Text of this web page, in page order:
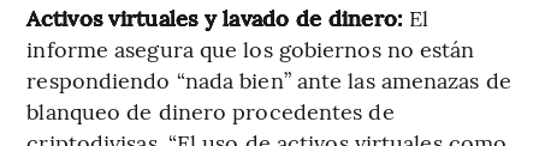
Activos virtuales y lavado de dinero: El
informe asegura que los gobiernos no están
respondiendo “nada bien” ante las amenazas de
blanqueo de dinero procedentes de